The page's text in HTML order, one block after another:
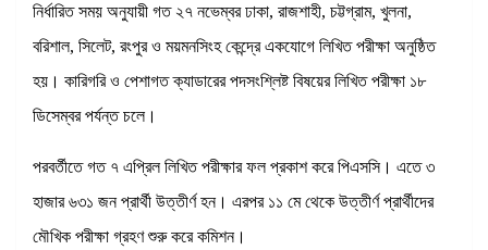
নির্ধারিত সময় অনুযায়ী গত ২৭ নভেম্বর ঢাকা, রাজশাহী, চট্টগ্রাম, খুলনা,
বরিশাল, সিলেট, রংপুর ও ময়মনসিংহ কেন্দ্রে একযোগে লিখিত পরীক্ষা অনুষ্ঠিত
হয়। কারিগরি ও পেশাগত ক্যাডারের পদসংশ্লিষ্ট বিষয়ের লিখিত পরীক্ষা ১৮
ডিসেম্বর পর্যন্ত চলে।
পরবর্তীতে গত ৭ এপ্রিল লিখিত পরীক্ষার ফল প্রকাশ করে পিএসসি। এতে ৩
হাজার ৬৩১ জন প্রার্থী উত্তীর্ণ হন। এরপর ১১ মে থেকে উত্তীর্ণ প্রার্থীদের
মৌখিক পরীক্ষা গ্রহণ শুরু করে কমিশন।